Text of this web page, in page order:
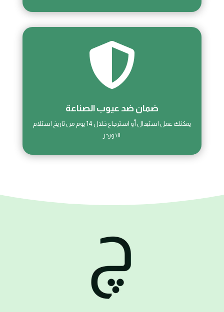

ضمان ضد عيوب الصناعة
يمكنك عمل استبدال أو استرجاع خلال 14 يوم من تاريخ استلام
الاوردر